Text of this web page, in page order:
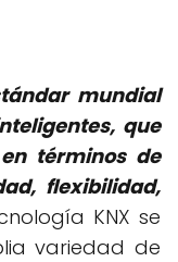
mundial
que
términos de
flexibilidad,
KNX se
variedad de